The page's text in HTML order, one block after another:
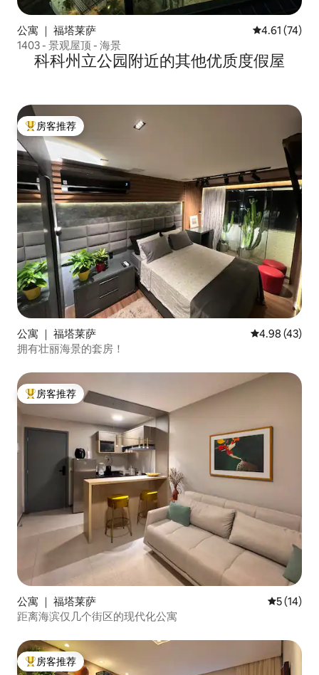
公寓 ｜ 福塔莱萨 平均评分
4.61 (74)
1403 - 景观屋顶 - 海景
科科州立公园附近的其他优质度假屋
热门「房客推荐」
房客推荐
公寓 ｜ 福塔莱萨 平均评分
4.98 (43)
拥有壮丽海景的套房！
热门「房客推荐」
房客推荐
公寓 ｜ 福塔莱萨 平均评分
5 (14)
距离海滨仅几个街区的现代化公寓
热门「房客推荐」
房客推荐